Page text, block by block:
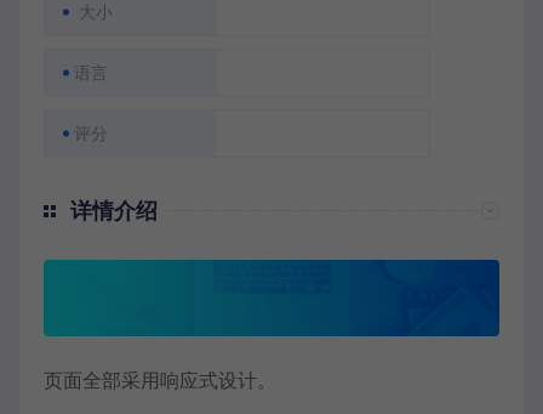
大小
语言
评分
详情介绍
页面全部采用响应式设计。